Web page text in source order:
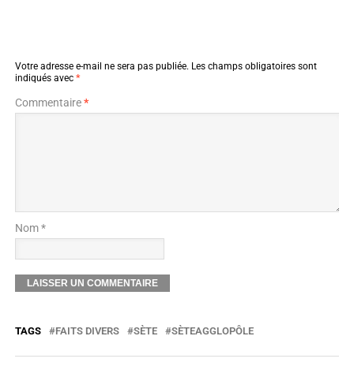
Votre adresse e-mail ne sera pas publiée. Les champs obligatoires sont
indiqués avec *
Commentaire*
Nom *
TAGS FAITS DIVERS SÈTE SÈTEAGGLOPÔLE